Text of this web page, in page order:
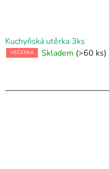
Kuchyňská utěrka 3ks
VEČERKA Skladem (>60 ks)